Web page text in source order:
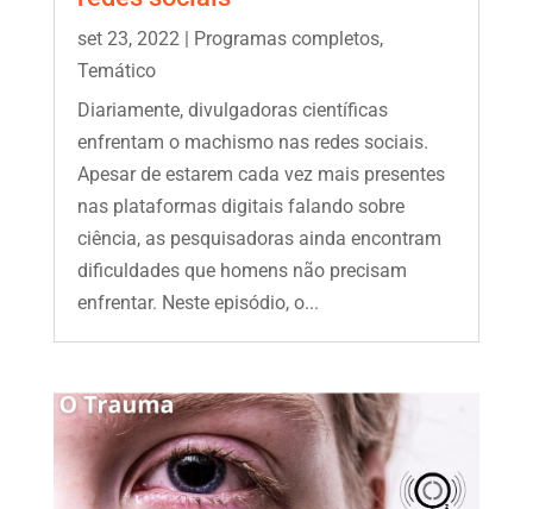
set 23, 2022| Programas completos,
Temático
Diariamente, divulgadoras científicas
enfrentam o machismo nas redes sociais.
Apesar de estarem cada vez mais presentes
nas plataformas digitais falando sobre
ciência, as pesquisadoras ainda encontram
dificuldades que homens não precisam
enfrentar. Neste episódio, o...